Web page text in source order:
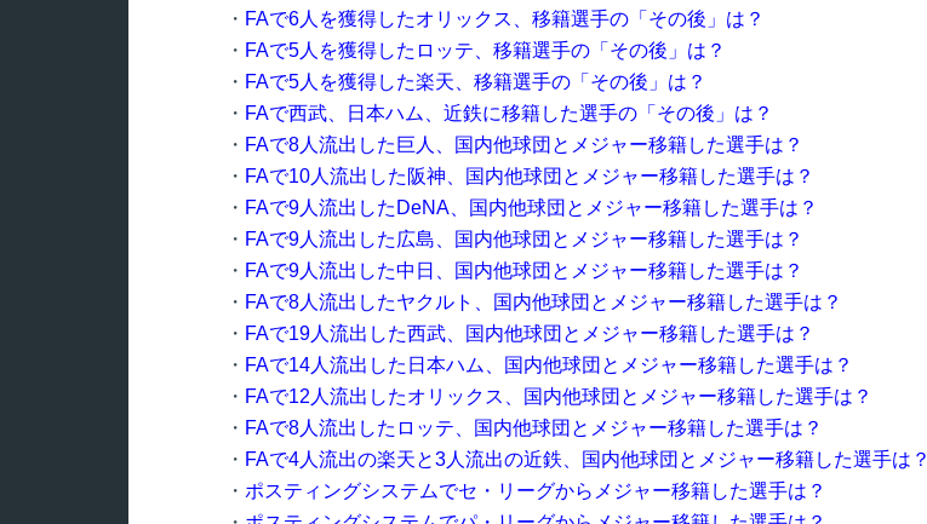
・ FAで6人を獲得したオリックス、移籍選手の「その後」は？
・ FAで5人を獲得したロッテ、移籍選手の「その後」は？
・ FAで5人を獲得した楽天、移籍選手の「その後」は？
・ FAで西武、日本ハム、近鉄に移籍した選手の「その後」は？
・ FAで8人流出した巨人、国内他球団とメジャー移籍した選手は？
・ FAで10人流出した阪神、国内他球団とメジャー移籍した選手は？
・ FAで9人流出したDeNA、国内他球団とメジャー移籍した選手は？
・ FAで9人流出した広島、国内他球団とメジャー移籍した選手は？
・ FAで9人流出した中日、国内他球団とメジャー移籍した選手は？
・ FAで8人流出したヤクルト、国内他球団とメジャー移籍した選手は？
・ FAで19人流出した西武、国内他球団とメジャー移籍した選手は？
・ FAで14人流出した日本ハム、国内他球団とメジャー移籍した選手は？
・ FAで12人流出したオリックス、国内他球団とメジャー移籍した選手は？
・ FAで8人流出したロッテ、国内他球団とメジャー移籍した選手は？
・ FAで4人流出の楽天と3人流出の近鉄、国内他球団とメジャー移籍した選手は？
・ ポスティングシステムでセ・リーグからメジャー移籍した選手は？